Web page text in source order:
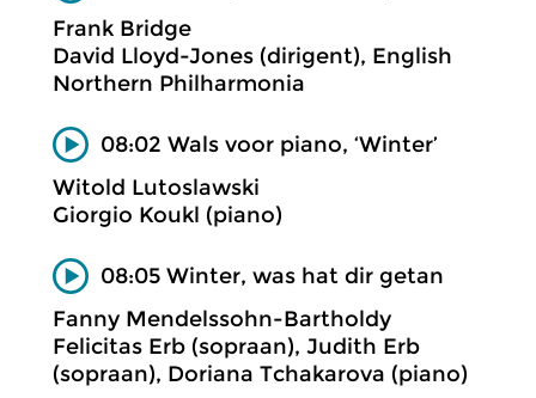
Frank Bridge
David Lloyd-Jones (dirigent), English
Northern Philharmonia
08:02 Wals voor piano, ‘Winter’
Witold Lutoslawski
Giorgio Koukl (piano)
08:05 Winter, was hat dir getan
Fanny Mendelssohn-Bartholdy
Felicitas Erb (sopraan), Judith Erb
(sopraan), Doriana Tchakarova (piano)